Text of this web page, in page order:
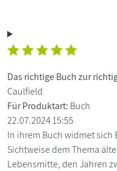
Das richtige Buch zur
Caulfield
Für Produktart: Buch
22.07.2024 15:55
In ihrem Buch widmet
Sichtweise dem Thema
Lebensmitte, den Jahren